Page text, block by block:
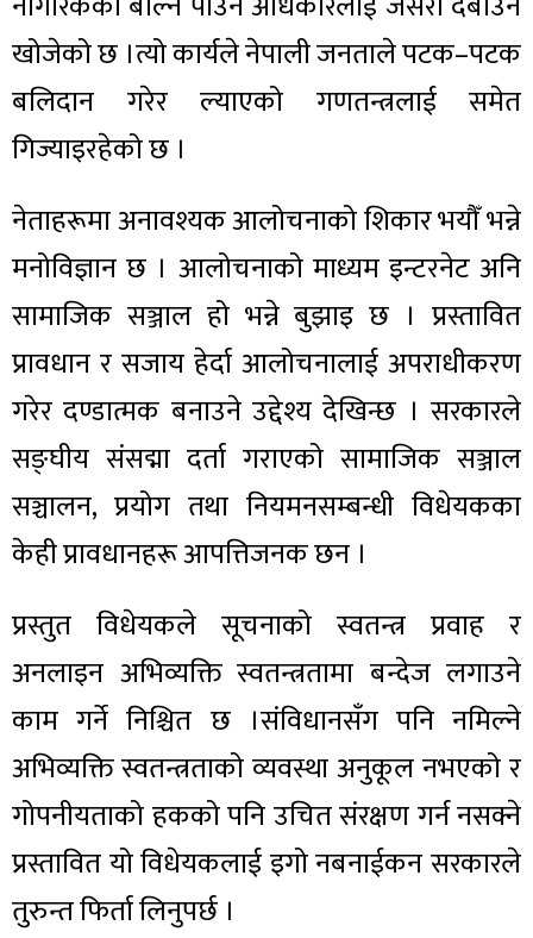
खोजेको छ ।त्यो कार्यले नेपाली जनताले पटक–पटक
बलिदान गरेर ल्याएको गणतन्त्रलाई समेत
गिज्याइरहेको छ ।
नेताहरूमा अनावश्यक आलोचनाको शिकार भयौँ भन्ने
मनोविज्ञान छ । आलोचनाको माध्यम इन्टरनेट अनि
सामाजिक सञ्जाल हो भन्ने बुझाइ छ । प्रस्तावित
प्रावधान र सजाय हेर्दा आलोचनालाई अपराधीकरण
गरेर दण्डात्मक बनाउने उद्देश्य देखिन्छ । सरकारले
सङ्घीय संसद्मा दर्ता गराएको सामाजिक सञ्जाल
सञ्चालन, प्रयोग तथा नियमनसम्बन्धी विधेयकका
केही प्रावधानहरू आपत्तिजनक छन ।
प्रस्तुत विधेयकले सूचनाको स्वतन्त्र प्रवाह र
अनलाइन अभिव्यक्ति स्वतन्त्रतामा बन्देज लगाउने
काम गर्ने निश्चित छ ।संविधानसँग पनि नमिल्ने
अभिव्यक्ति स्वतन्त्रताको व्यवस्था अनुकूल नभएको र
गोपनीयताको हकको पनि उचित संरक्षण गर्न नसक्ने
प्रस्तावित यो विधेयकलाई इगो नबनाईकन सरकारले
तुरुन्त फिर्ता लिनुपर्छ ।